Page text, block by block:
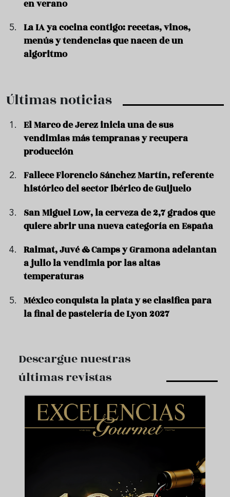
en verano
La IA ya cocina contigo: recetas, vinos,
menús y tendencias que nacen de un
algoritmo
Últimas noticias
El Marco de Jerez inicia una de sus
vendimias más tempranas y recupera
producción
Fallece Florencio Sánchez Martín, referente
histórico del sector ibérico de Guijuelo
San Miguel Low, la cerveza de 2,7 grados que
quiere abrir una nueva categoría en España
Raimat, Juvé & Camps y Gramona adelantan
a julio la vendimia por las altas
temperaturas
México conquista la plata y se clasifica para
la final de pastelería de Lyon 2027
Descargue nuestras
últimas revistas